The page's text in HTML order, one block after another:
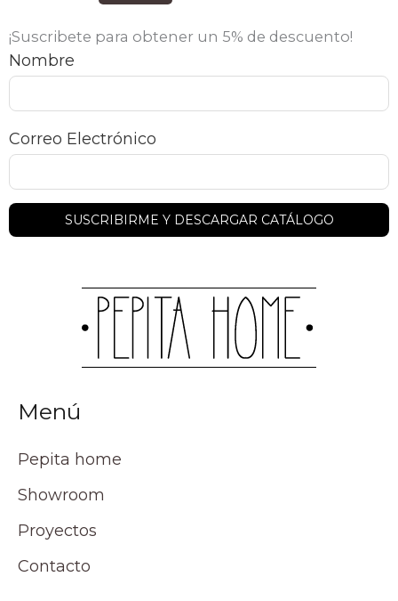
¡Suscribete para obtener un 5% de descuento!
Nombre
Correo Electrónico
Menú
Pepita home
Showroom
Proyectos
Contacto